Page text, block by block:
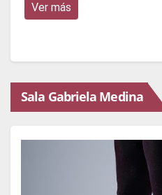
Ver más
Sala Gabriela Medina